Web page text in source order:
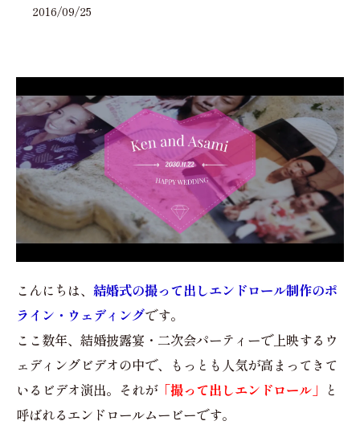
2016/09/25
こんにちは、 結婚式の撮って出しエンドロール制作のポ
ライン・ウェディングです。
ここ数年、結婚披露宴・二次会パーティーで上映するウ
ェディングビデオの中で、もっとも人気が高まってきて
いるビデオ演出。それが「撮って出しエンドロール」 と
呼ばれるエンドロールムービーです。